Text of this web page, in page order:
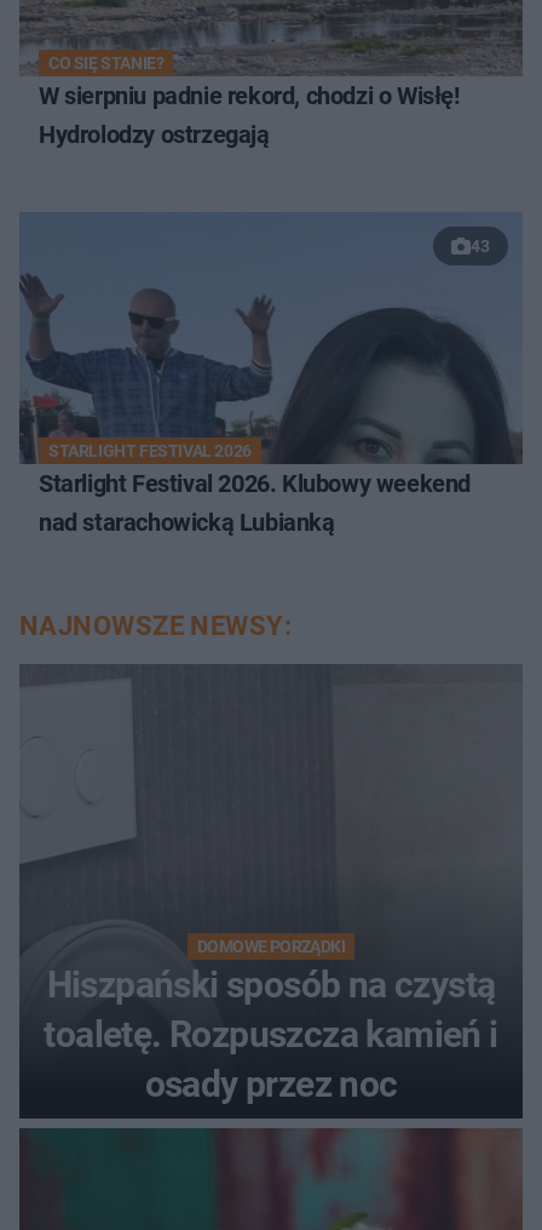
CO SIĘ STANIE?
W sierpniu padnie rekord, chodzi o Wisłę!
Hydrolodzy ostrzegają
43
STARLIGHT FESTIVAL 2026
Starlight Festival 2026. Klubowy weekend
nad starachowicką Lubianką
NAJNOWSZE NEWSY:
DOMOWE PORZĄDKI
Hiszpański sposób na czystą
toaletę. Rozpuszcza kamień i
osady przez noc